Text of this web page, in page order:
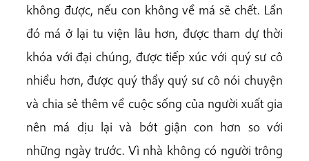
không được, nếu con không về má sẽ chết. Lần
đó má ở lại tu viện lâu hơn, được tham dự thời
khóa với đại chúng, được tiếp xúc với quý sư cô
nhiều hơn, được quý thầy quý sư cô nói chuyện
và chia sẻ thêm về cuộc sống của người xuất gia
nên má dịu lại và bớt giận con hơn so với
những ngày trước. Vì nhà không có người trông